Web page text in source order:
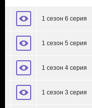
1 сезон 6 серия
1 сезон 5 серия
1 сезон 4 серия
1 сезон 3 серия